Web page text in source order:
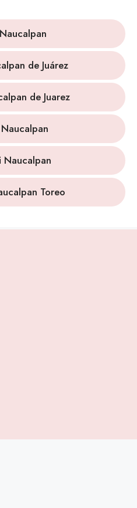
de Juárez
de Juarez
Naucalpan
Toreo